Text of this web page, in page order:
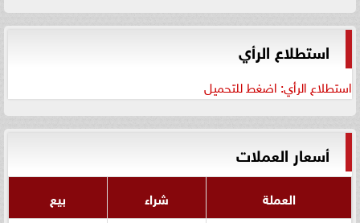
استطلاع الرأي
استطلاع الرأي: اضغط للتحميل
أسعار العملات
العملة شراء بيع